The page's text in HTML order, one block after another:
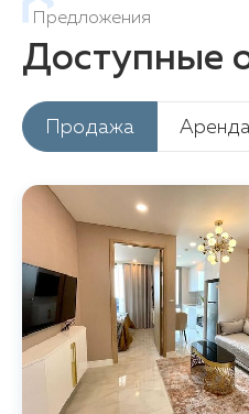
Предложения
Доступные
Продажа